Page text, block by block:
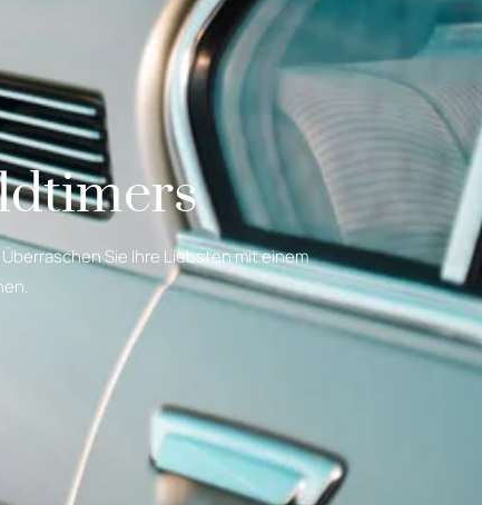
Sie Ihre Liebsten mit einem